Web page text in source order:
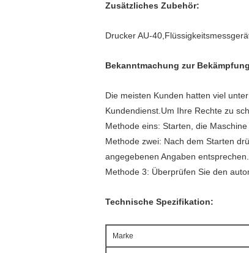
Zusätzliches Zubehör:
Drucker AU-
Bekanntmachung zur
Die meisten Kunden hatten viel
Kundendienst.Um Ihre Rechte zu
Methode eins: Starten, die
Methode zwei: Nach dem Starten
angegebenen Angaben entsprechen.
Methode 3: Überprüfen Sie den
Technische Spezifikation:
Marke